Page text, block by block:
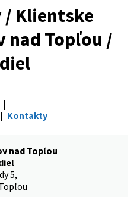
/ Klientske
nad Topľou /
Kontakty
nad Topľou
5,